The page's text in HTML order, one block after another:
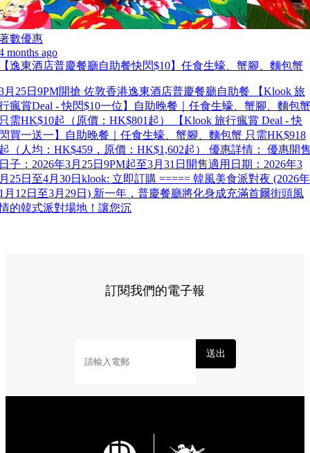
數優惠
months ago
逸東酒店普慶餐廳自助餐快閃$10】任食生蠔、蟹腳、麵包蟹
月25日9PM開搶 佐敦香港逸東酒店普慶餐廳自助餐 【Klook 旅
瘋賞Deal - 快閃$10一位】自助晚餐｜任食生蠔、蟹腳、麵包蟹
需HK$10起（原價：HK$801起） 【Klook 旅行瘋賞 Deal - 快
買一送一】自助晚餐｜任食生蠔、蟹腳、麵包蟹 只需HK$918
（人均：HK$459，原價：HK$1,602起） 優惠詳情： 優惠開
子：2026年3月25日9PM起至3月31日開售適用日期：2026年3
25日至4月30日klook: 立即訂購 ===== 韓風美食派對夜 (2026年
月12日至3月29日) 新一年，普慶餐廳將化身成充滿首爾街頭風
的韓式派對場地！讓您沉
訂閱我們的電子報
送出